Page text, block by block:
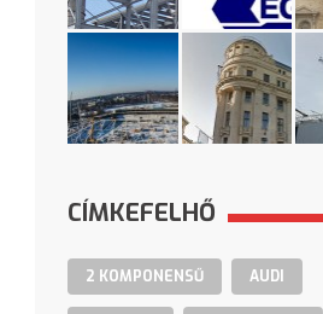
CÍMKEFELHŐ
2 KOMPONENSŰ AUDI